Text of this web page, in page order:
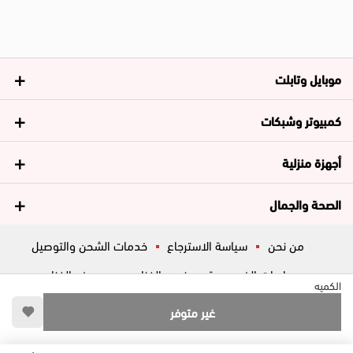
الكميه
غير متوفر
موبايل وتابلت
كمبيوتر وشبكات
أجهزة منزلية
الصحة والجمال
من نحن سياسة الاسترجاع
خدمات الشحن والتوصيل
سياسات الخصوصية
فروع الغزاوي
عروض الغزاوي